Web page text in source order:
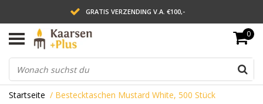
GRATIS VERZENDING V.A. €100,-
LEVERING BINNEN 2 WERKDAGEN
ACHTERAF BETALEN VIA AFTERPAY
0
Startseite / Bestecktaschen Mustard White, 500 Stück